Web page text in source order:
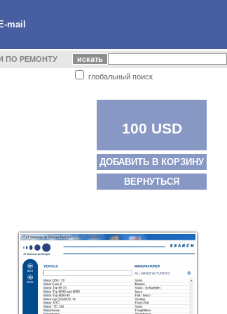
E-mail
ПО РЕМОНТУ
глобальный поиск
100 USD
ДОБАВИТЬ В КОРЗИНУ
ВЕРНУТЬСЯ